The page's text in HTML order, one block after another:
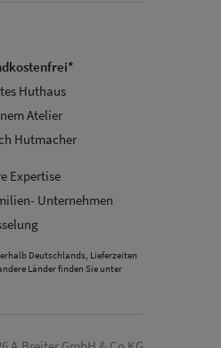
Huthaus
Atelier
Hutmacher
Expertise
Unternehmen
Deutschlands, Lieferzeiten
Länder finden Sie unter